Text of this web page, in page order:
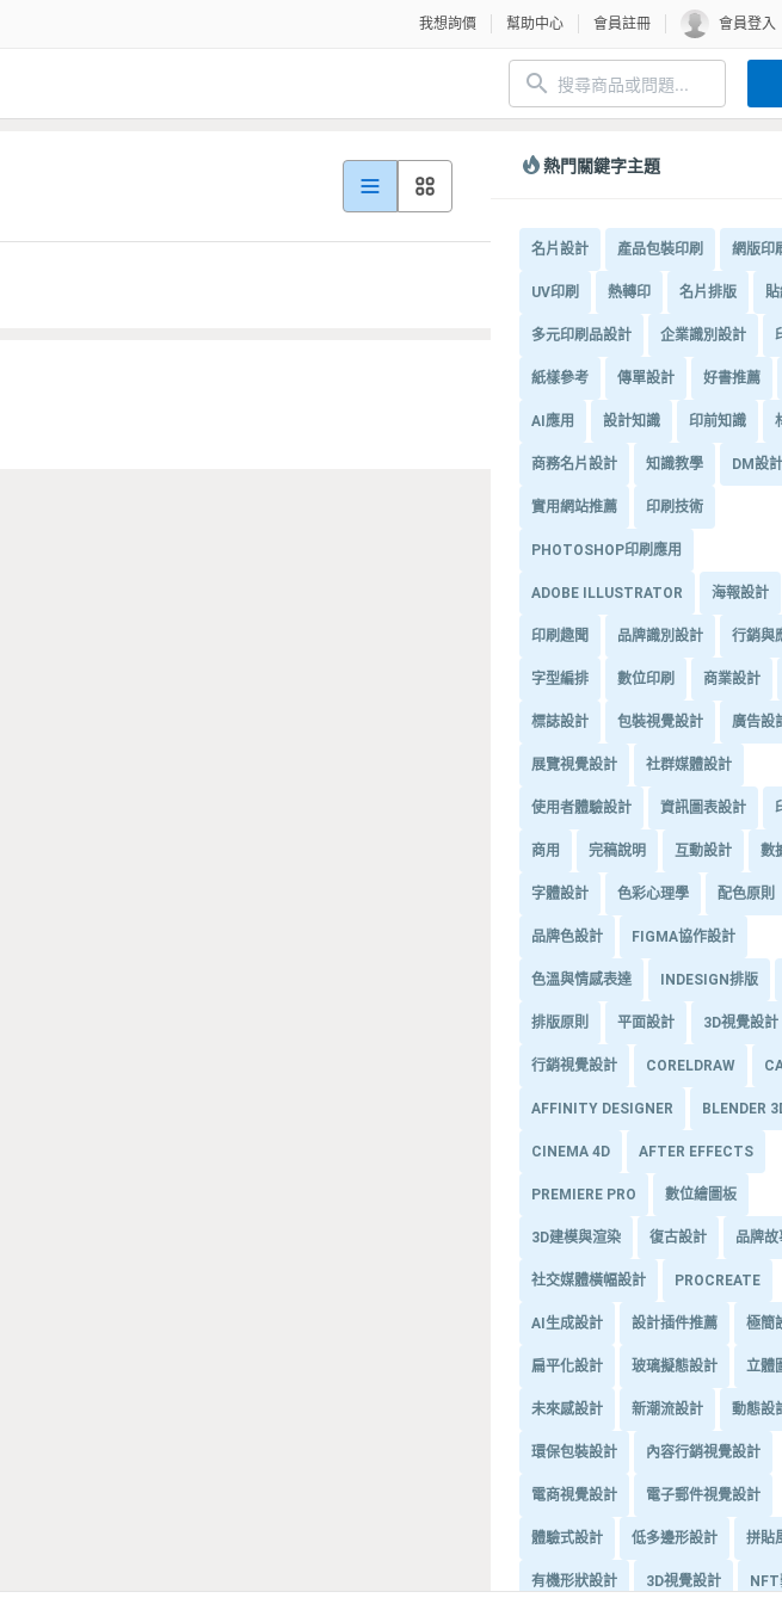
我想詢價 幫助中心 會員註冊 會員登入
熱門關鍵字主題
名片設計 產品包裝印刷 網版印
UV印刷 熱轉印 名片排版
多元印刷品設計 企業識別設計
紙樣參考 傳單設計 好書推薦
AI應用 設計知識 印前知識
商務名片設計 知識教學 DM設計
實用網站推薦 印刷技術
PHOTOSHOP印刷應用
ADOBE ILLUSTRATOR 海報設計
印刷趣聞 品牌識別設計 行銷與
字型編排 數位印刷 商業設計
標誌設計 包裝視覺設計 廣告設
展覽視覺設計 社群媒體設計
使用者體驗設計 資訊圖表設計
商用 完稿說明 互動設計 數
字體設計 色彩心理學 配色原則
品牌色設計 FIGMA協作設計
色溫與情感表達 INDESIGN排版
排版原則 平面設計 3D視覺設計
行銷視覺設計 CORELDRAW
AFFINITY DESIGNER BLENDER
CINEMA 4D AFTER EFFECTS
PREMIERE PRO 數位繪圖板
3D建模與渲染 復古設計 品牌
社交媒體橫幅設計 PROCREATE
AI生成設計 設計插件推薦 極簡
扁平化設計 玻璃擬態設計 立體
未來感設計 新潮流設計 動態設
環保包裝設計 內容行銷視覺設計
電商視覺設計 電子郵件視覺設計
體驗式設計 低多邊形設計 拼貼
有機形狀設計 3D視覺設計